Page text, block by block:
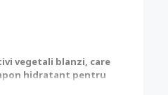
vegetali blanzi, care
hidratant pentru
dar si tratamente de